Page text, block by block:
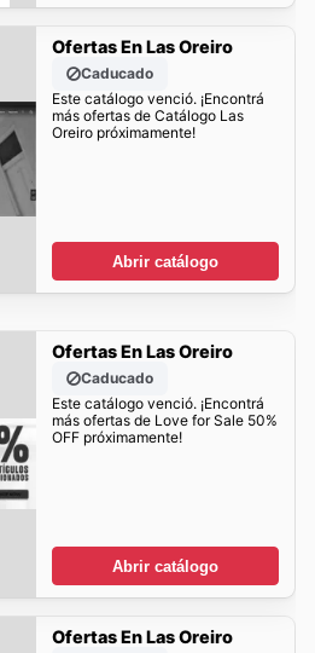
Ofertas En Las Oreiro
Caducado
Este catálogo venció. ¡Encontrá
más ofertas de Catálogo Las
Oreiro próximamente!
Abrir catálogo
Ofertas En Las Oreiro
Caducado
Este catálogo venció. ¡Encontrá
más ofertas de Love for Sale 50%
OFF próximamente!
Abrir catálogo
Ofertas En Las Oreiro